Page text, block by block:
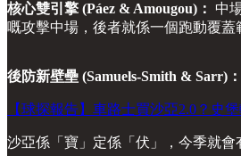
核心雙引擎 (Páez & Amougou)： 中
嘅攻擊中場，後者就係一個跑動覆
後防新壁壘 (Samuels-Smith & Sarr)：
【球探報告】車路士買沙亞2.0？史
沙亞係「寶」定係「伏」，今季就會